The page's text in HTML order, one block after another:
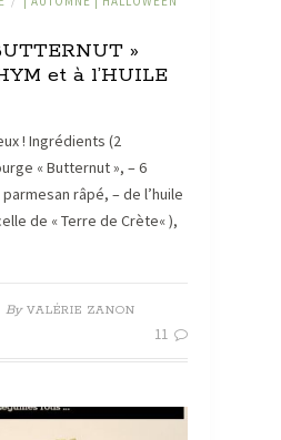
»
et à l’HUILE
! Ingrédients (2
« Butternut », – 6
râpé, – de l’huile
de « Terre de Crète« ),
By VALÉRIE ZANON
11